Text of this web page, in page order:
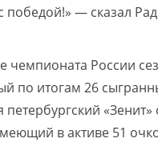
победой!» — сказал
чемпионата России
по итогам 26
петербургский
в активе 51